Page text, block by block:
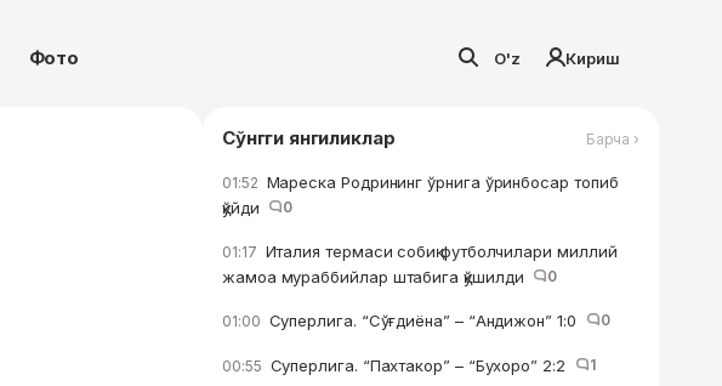
Фото O'z Кириш
Сўнгги янгиликлар Барча ›
01:52 Мареска Родрининг ўрнига ўринбосар топиб
қўйди
0
01:17 Италия термаси собиқ футболчилари миллий
жамоа мураббийлар штабига қўшилди
0
01:00 Суперлига. “Сўғдиёна” – “Андижон” 1:0 0
00:55 Суперлига. “Пахтакор” – “Бухоро” 2:2 1